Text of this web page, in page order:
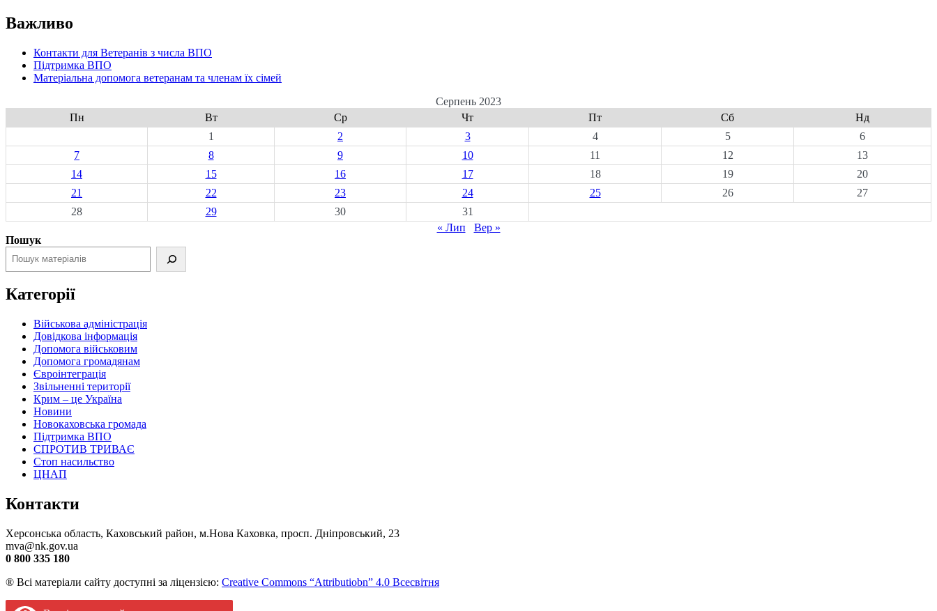
Важливо
Контакти для Ветеранів з числа ВПО
Підтримка ВПО
Матеріальна допомога ветеранам та членам їх сімей
Серпень 2023
Пн
Вт Ср Чт Пт Сб
Нд
1
2 3 4 5
6
7
8 9 10 11 12
13
14
15 16 17 18 19
20
21
22 23 24 25 26
27
28
29 30
31
« Лип
Вер »
Пошук
Категорії
Військова адміністрація
Довідкова інформація
Допомога військовим
Допомога громадянам
Євроінтеграція
Звільненні території
Крим – це Україна
Новини
Новокаховська громада
Підтримка ВПО
СПРОТИВ ТРИВАЄ
Стоп насильство
ЦНАП
Контакти
Херсонська область, Каховський район, м.Нова Каховка, просп. Дніпровський, 23
mva@nk.gov.ua
0 800 335 180
® Всі матеріали сайту доступні за ліцензією: Creative Commons “Attributiobn” 4.0 Всесвітня